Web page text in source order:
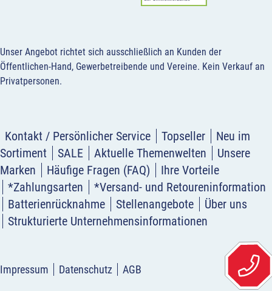
Unser Angebot richtet sich ausschließlich an Kunden der
Öffentlichen-Hand, Gewerbetreibende und Vereine. Kein Verkauf an
Privatpersonen.
Kontakt / Persönlicher Service Topseller
Neu im
Sortiment
SALE Aktuelle Themenwelten
Unsere
Marken
Häufige Fragen (FAQ)
Ihre Vorteile
*Zahlungsarten
*Versand- und Retoureninformation
Batterienrücknahme
Stellenangebote
Über uns
Strukturierte Unternehmensinformationen
Impressum Datenschutz AGB